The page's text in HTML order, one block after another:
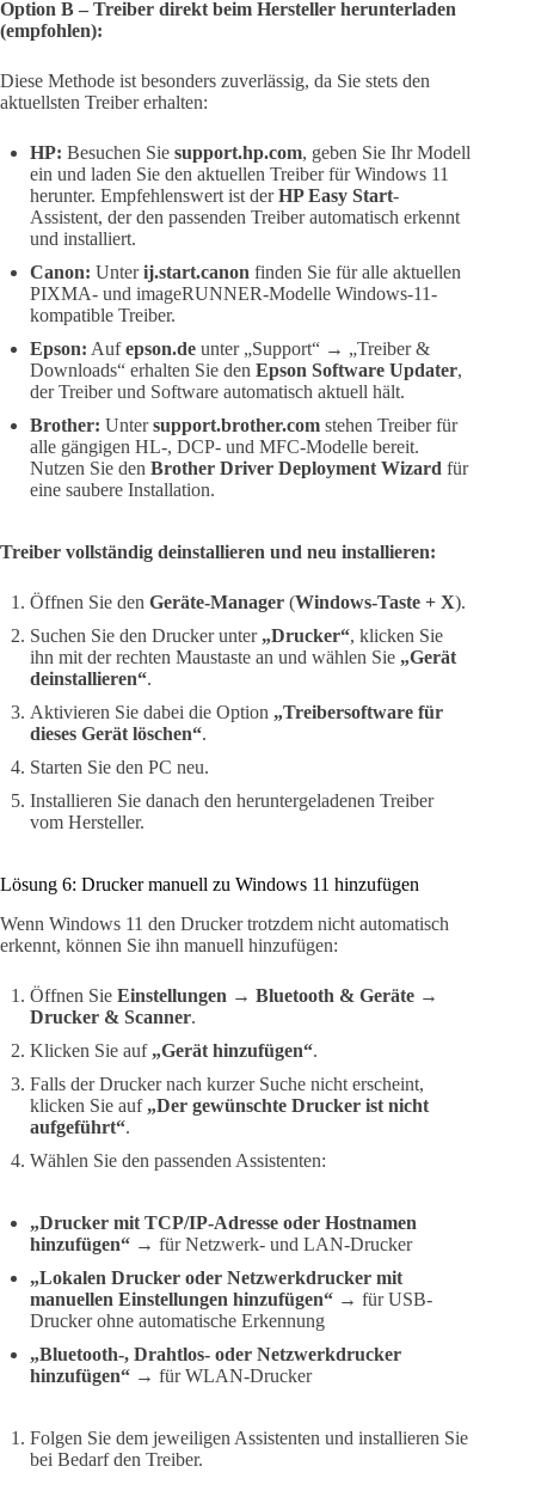
Option B – Treiber direkt beim Hersteller herunterladen
(empfohlen):
Diese Methode ist besonders zuverlässig, da Sie stets den
aktuellsten Treiber erhalten:
HP: Besuchen Sie support.hp.com, geben Sie Ihr Modell
ein und laden Sie den aktuellen Treiber für Windows 11
herunter. Empfehlenswert ist derHP Easy Start-
Assistent, der den passenden Treiber automatisch erkennt
und installiert.
Canon: Unterij.start.canon finden Sie für alle aktuellen
PIXMA- und imageRUNNER-Modelle Windows-11-
kompatible Treiber.
Epson: Aufepson.de unter „Support“ → „Treiber &
Downloads“ erhalten Sie den Epson Software Updater,
der Treiber und Software automatisch aktuell hält.
Brother: Untersupport.brother.com stehen Treiber für
alle gängigen HL-, DCP- und MFC-Modelle bereit.
Nutzen Sie den Brother Driver Deployment Wizard für
eine saubere Installation.
Treiber vollständig deinstallieren und neu installieren:
Öffnen Sie den Geräte-Manager (Windows-Taste + X).
Suchen Sie den Drucker unter „Drucker“, klicken Sie
ihn mit der rechten Maustaste an und wählen Sie „Gerät
deinstallieren“.
Aktivieren Sie dabei die Option „Treibersoftware für
dieses Gerät löschen“.
Starten Sie den PC neu.
Installieren Sie danach den heruntergeladenen Treiber
vom Hersteller.
Lösung 6: Drucker manuell zu Windows 11 hinzufügen
Wenn Windows 11 den Drucker trotzdem nicht automatisch
erkennt, können Sie ihn manuell hinzufügen:
Öffnen Sie Einstellungen → Bluetooth & Geräte →
Drucker & Scanner.
Klicken Sie auf „Gerät hinzufügen“.
Falls der Drucker nach kurzer Suche nicht erscheint,
klicken Sie auf „Der gewünschte Drucker ist nicht
aufgeführt“.
Wählen Sie den passenden Assistenten:
„Drucker mit TCP/IP-Adresse oder Hostnamen
hinzufügen“ → für Netzwerk- und LAN-Drucker
„Lokalen Drucker oder Netzwerkdrucker mit
manuellen Einstellungen hinzufügen“ → für USB-
Drucker ohne automatische Erkennung
„Bluetooth-, Drahtlos- oder Netzwerkdrucker
hinzufügen“ → für WLAN-Drucker
Folgen Sie dem jeweiligen Assistenten und installieren Sie
bei Bedarf den Treiber.